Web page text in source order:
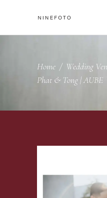
Home / Wedding
Phat & Tong | AUBE